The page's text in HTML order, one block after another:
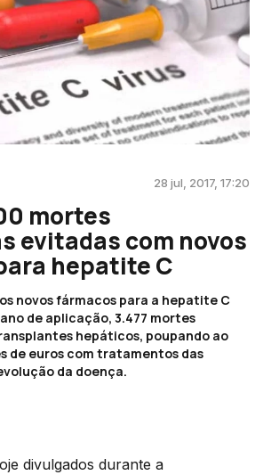
28 jul, 2017, 17:20
mortes
evitadas com novos
hepatite C
novos fármacos para a hepatite C
de aplicação, 3.477 mortes
hepáticos, poupando ao
de euros com tratamentos das
da doença.
divulgados durante a